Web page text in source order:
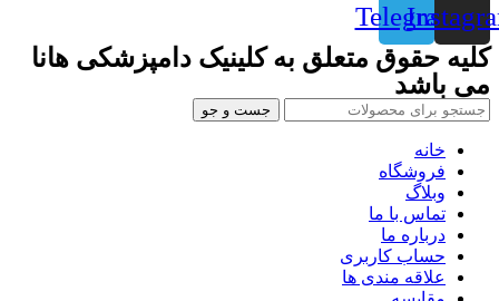
Telegram
کلیه حقوق متعلق به کلینیک دامپزشکی هانا
می باشد
جست و جو
خانه
فروشگاه
وبلاگ
تماس با ما
درباره ما
حساب کاربری
علاقه مندی ها